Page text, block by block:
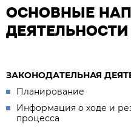
ОСНОВНЫЕ
ДЕЯТЕЛЬНОСТИ
ЗАКОНОДАТЕЛЬНАЯ
Планирование
Информация о ходе и
процесса